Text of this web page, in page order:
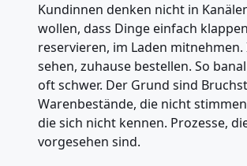
Kundinnen denken nicht in
wollen, dass Dinge einfach
reservieren, im Laden mitnehmen.
sehen, zuhause bestellen. So
oft schwer. Der Grund sind
Warenbestände, die nicht
die sich nicht kennen. Prozesse,
vorgesehen sind.